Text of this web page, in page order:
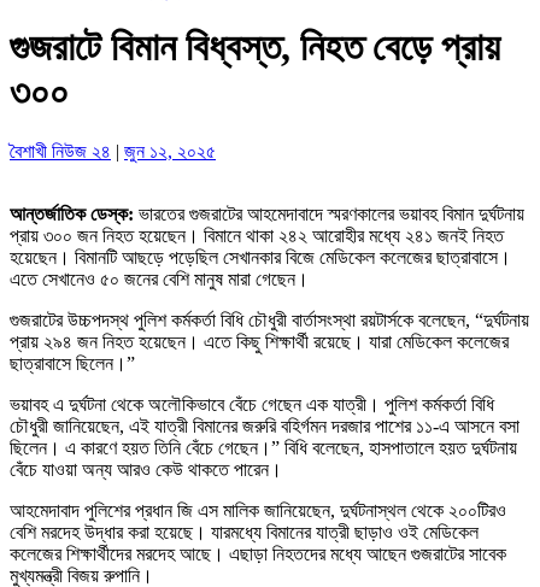
গুজরাটে বিমান বিধ্বস্ত, নিহত বেড়ে প্রায়
৩০০
বৈশাখী নিউজ ২৪ | জুন ১২, ২০২৫
আন্তর্জাতিক ডেস্ক: ভারতের গুজরাটের আহমেদাবাদে স্মরণকালের ভয়াবহ বিমান দুর্ঘটনায়
প্রায় ৩০০ জন নিহত হয়েছেন। বিমানে থাকা ২৪২ আরোহীর মধ্যে ২৪১ জনই নিহত
হয়েছেন। বিমানটি আছড়ে পড়েছিল সেখানকার বিজে মেডিকেল কলেজের ছাত্রাবাসে।
এতে সেখানেও ৫০ জনের বেশি মানুষ মারা গেছেন।
গুজরাটের উচ্চপদস্থ পুলিশ কর্মকর্তা বিধি চৌধুরী বার্তাসংস্থা রয়টার্সকে বলেছেন, “দুর্ঘটনায়
প্রায় ২৯৪ জন নিহত হয়েছেন। এতে কিছু শিক্ষার্থী রয়েছে। যারা মেডিকেল কলেজের
ছাত্রাবাসে ছিলেন।”
ভয়াবহ এ দুর্ঘটনা থেকে অলৌকিভাবে বেঁচে গেছেন এক যাত্রী। পুলিশ কর্মকর্তা বিধি
চৌধুরী জানিয়েছেন, এই যাত্রী বিমানের জরুরি বহির্গমন দরজার পাশের ১১-এ আসনে বসা
ছিলেন। এ কারণে হয়ত তিনি বেঁচে গেছেন।” বিধি বলেছেন, হাসপাতালে হয়ত দুর্ঘটনায়
বেঁচে যাওয়া অন্য আরও কেউ থাকতে পারেন।
আহমেদাবাদ পুলিশের প্রধান জি এস মালিক জানিয়েছেন, দুর্ঘটনাস্থল থেকে ২০০টিরও
বেশি মরদেহ উদ্ধার করা হয়েছে। যারমধ্যে বিমানের যাত্রী ছাড়াও ওই মেডিকেল
কলেজের শিক্ষার্থীদের মরদেহ আছে। এছাড়া নিহতদের মধ্যে আছেন গুজরাটের সাবেক
মুখ্যমন্ত্রী বিজয় রুপানি।